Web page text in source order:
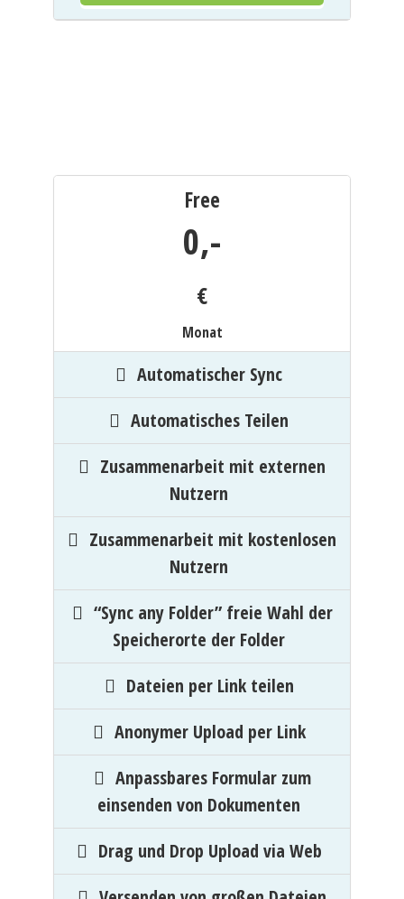
Free
0,-
€
Monat
Automatischer Sync
Automatisches Teilen
Zusammenarbeit mit externen
Nutzern
Zusammenarbeit mit kostenlosen
Nutzern
“Sync any Folder” freie Wahl der
Speicherorte der Folder
Dateien per Link teilen
Anonymer Upload per Link
Anpassbares Formular zum
einsenden von Dokumenten
Drag und Drop Upload via Web